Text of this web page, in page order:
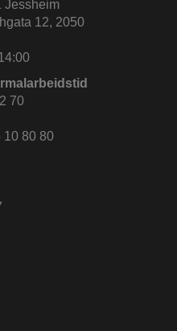
Jessheim
12, 2050
70
10 80 80